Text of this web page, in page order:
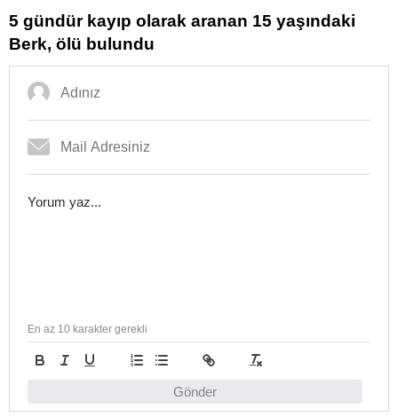
5 gündür kayıp olarak aranan 15 yaşındaki
Berk, ölü bulundu
Gönder
En az 10 karakter gerekli